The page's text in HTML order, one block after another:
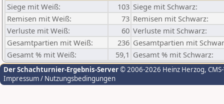
Siege mit Weiß:
103 Siege mit Schwarz:
Remisen mit Weiß:
73 Remisen mit Schwarz:
Verluste mit Weiß:
60 Verluste mit Schwarz:
Gesamtpartien mit Weiß:
236 Gesamtpartien mit
Gesamt % mit Weiß:
59,1 Gesamt % mit Schwarz:
Der Schachturnier-Ergebnis-Server© 2006-2026 Heinz Herzog,
Impressum / Nutzungsbedingungen